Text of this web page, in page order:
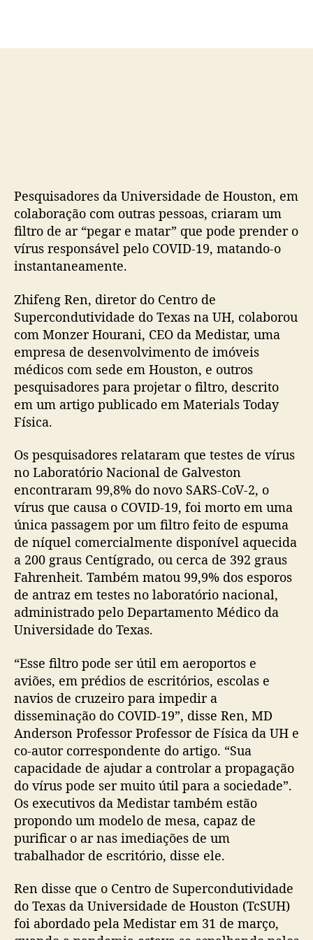
s
l
Pesquisadores da Universidade de Houston, em
colaboração com outras pessoas, criaram um
filtro de ar “pegar e matar” que pode prender o
vírus responsável pelo COVID-19, matando-o
instantaneamente.
Zhifeng Ren, diretor do Centro de
Supercondutividade do Texas na UH, colaborou
com Monzer Hourani, CEO da Medistar, uma
empresa de desenvolvimento de imóveis
médicos com sede em Houston, e outros
pesquisadores para projetar o filtro, descrito
em um artigo publicado em Materials Today
Física.
Os pesquisadores relataram que testes de vírus
no Laboratório Nacional de Galveston
encontraram 99,8% do novo SARS-CoV-2, o
vírus que causa o COVID-19, foi morto em uma
única passagem por um filtro feito de espuma
de níquel comercialmente disponível aquecida
a 200 graus Centígrado, ou cerca de 392 graus
Fahrenheit. Também matou 99,9% dos esporos
de antraz em testes no laboratório nacional,
administrado pelo Departamento Médico da
Universidade do Texas.
“Esse filtro pode ser útil em aeroportos e
aviões, em prédios de escritórios, escolas e
navios de cruzeiro para impedir a
disseminação do COVID-19”, disse Ren, MD
Anderson Professor Professor de Física da UH e
co-autor correspondente do artigo. “Sua
capacidade de ajudar a controlar a propagação
do vírus pode ser muito útil para a sociedade”.
Os executivos da Medistar também estão
propondo um modelo de mesa, capaz de
purificar o ar nas imediações de um
trabalhador de escritório, disse ele.
Ren disse que o Centro de Supercondutividade
do Texas da Universidade de Houston (TcSUH)
foi abordado pela Medistar em 31 de março,